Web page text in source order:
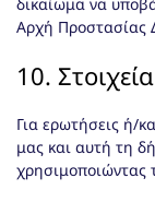
Αρχή Προστασίας
10.
Για ερωτήσεις ή/
μας και αυτή τη
χρησιμοποιώντας